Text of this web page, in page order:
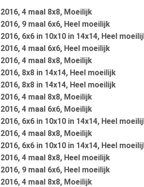
4 maal 8x8, Moeilijk
9 maal 6x6, Heel moeilijk
6x6 in 10x10 in 14x14, Heel
4 maal 6x6, Heel moeilijk
4 maal 8x8, Moeilijk
8x8 in 14x14, Heel moeilijk
8x8 in 14x14, Heel moeilijk
4 maal 8x8, Moeilijk
4 maal 6x6, Moeilijk
6x6 in 10x10 in 14x14, Heel
4 maal 8x8, Moeilijk
6x6 in 10x10 in 14x14, Heel
4 maal 8x8, Heel moeilijk
9 maal 6x6, Heel moeilijk
4 maal 8x8, Moeilijk